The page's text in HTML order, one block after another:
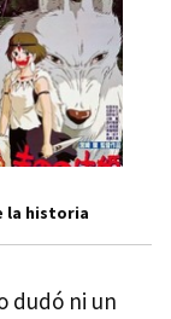
la historia
dudó ni un